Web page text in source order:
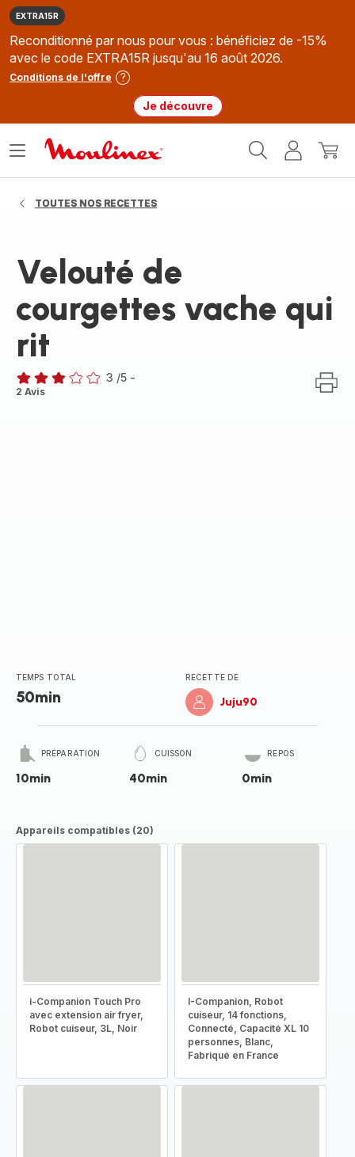
EXTRA15R
Reconditionné par nous pour vous : bénéficiez de -15%
avec le code EXTRA15R jusqu'au 16 août 2026.
Conditions de l'offre
Je découvre
MonMon
Ouvrir
TOUTES NOS RECETTES
Velouté de
courgettes vache qui
rit
Avis
3 /5 -
2 Avis
TEMPS TOTAL
50min
RECETTE DE
Juju90
PRÉPARATION
10min
CUISSON
40min
REPOS
0min
Appareils compatibles (20)
i-Companion Touch Pro
avec extension air fryer,
Robot cuiseur, 3L, Noir
I-Companion, Robot
cuiseur, 14 fonctions,
Connecté, Capacité XL 10
personnes, Blanc,
Fabriqué en France